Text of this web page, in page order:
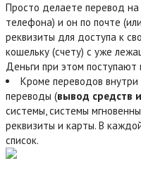
Просто делаете перевод на
телефона) и он по почте
реквизиты для доступа к
кошельку (счету) с уже
Деньги при этом поступают
Кроме переводов
переводы (вывод средств
системы, системы
реквизиты и карты. В
список.